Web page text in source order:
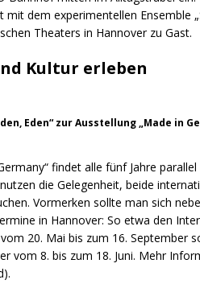
dem experimentellen Ensemble
Theaters in Hannover zu Gast.
Kultur erleben
Eden“ zur Ausstellung „Made in
findet alle fünf Jahre
die Gelegenheit, beide
Vormerken sollte man sich
in Hannover: So etwa den
20. Mai bis zum 16. September
vom 8. bis zum 18. Juni. Mehr